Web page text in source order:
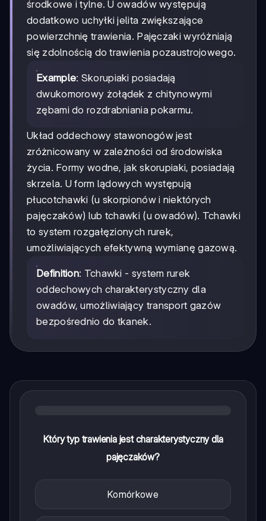
środkowe i tylne. U owadów występują
dodatkowo uchyłki jelita zwiększające
powierzchnię trawienia. Pajęczaki wyróżniają
się zdolnością do trawienia pozaustrojowego.
Example: Skorupiaki posiadają
dwukomorowy żołądek z chitynowymi
zębami do rozdrabniania pokarmu.
Układ oddechowy stawonogów jest
zróżnicowany w zależności od środowiska
życia. Formy wodne, jak skorupiaki, posiadają
skrzela. U form lądowych występują
płucotchawki (u skorpionów i niektórych
pajęczaków) lub tchawki (u owadów). Tchawki
to system rozgałęzionych rurek,
umożliwiających efektywną wymianę gazową.
Definition: Tchawki - system rurek
oddechowych charakterystyczny dla
owadów, umożliwiający transport gazów
bezpośrednio do tkanek.
Który typ trawienia jest charakterystyczny dla
pajęczaków?
Komórkowe